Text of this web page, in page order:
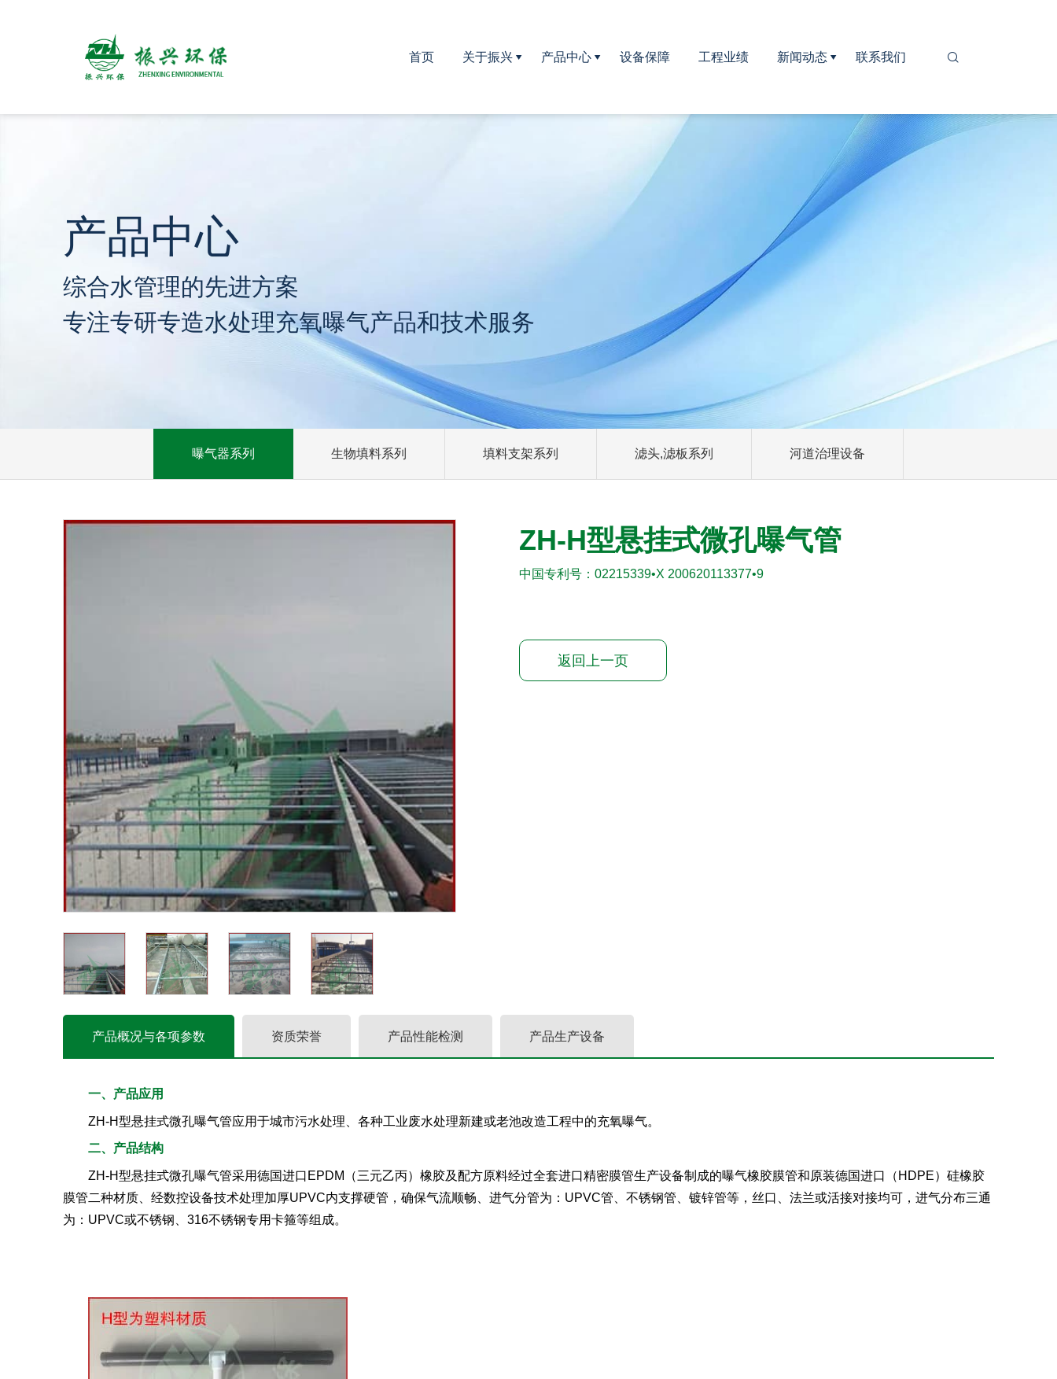
首页 关于振兴 产品中心 设备保障 工程业绩 新闻动态 联系我们 
产品中心
综合水管理的先进方案
专注专研专造水处理充氧曝气产品和技术服务
曝气器系列 生物填料系列 填料支架系列 滤头,滤板系列 河道治理设备
ZH-H型悬挂式微孔曝气管
中国专利号：02215339•X 200620113377•9
返回上一页
产品概况与各项参数 资质荣誉 产品性能检测 产品生产设备
一、产品应用
ZH-H型悬挂式微孔曝气管应用于城市污水处理、各种工业废水处理新建或老池改造工程中的充氧曝气。
二、产品结构
ZH-H型悬挂式微孔曝气管采用德国进口EPDM（三元乙丙）橡胶及配方原料经过全套进口精密膜管生产设备制成的曝气橡胶膜管和原装德国进口（HDPE）硅橡胶
膜管二种材质、经数控设备技术处理加厚UPVC内支撑硬管，确保气流顺畅、进气分管为：UPVC管、不锈钢管、镀锌管等，丝口、法兰或活接对接均可，进气分布三通
为：UPVC或不锈钢、316不锈钢专用卡箍等组成。